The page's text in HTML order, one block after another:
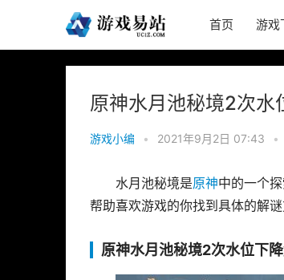
首页 游戏
原神水月池秘境2次水
游戏小编 • 2021年9月2日 07:43 •
水月池秘境是原神中的一个
帮助喜欢游戏的你找到具体的解
原神水月池秘境2次水位下